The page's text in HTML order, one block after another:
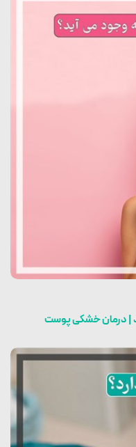
| درمان خشکی پوست